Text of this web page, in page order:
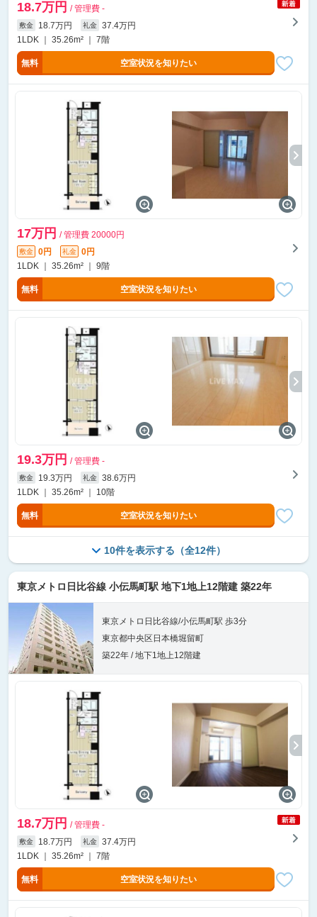
18.7万円 / 管理費 -
敷金 18.7万円 礼金
37.4万円
1LDK ｜ 35.26m² ｜ 7階
無料 空室状況を知りたい
17万円 / 管理費 20000円
敷金 0円 礼金
0円
1LDK ｜ 35.26m² ｜ 9階
無料 空室状況を知りたい
19.3万円 / 管理費 -
敷金 19.3万円 礼金
38.6万円
1LDK ｜ 35.26m² ｜ 10階
無料 空室状況を知りたい
10件を表示する（全12件）
東京メトロ日比谷線 小伝馬町駅 地下1地上12階建 築22年
東京メトロ日比谷線/小伝馬町駅 歩3分
東京都中央区日本橋堀留町
築22年 / 地下1地上12階建
18.7万円 / 管理費 -
敷金 18.7万円 礼金
37.4万円
1LDK ｜ 35.26m² ｜ 7階
無料 空室状況を知りたい